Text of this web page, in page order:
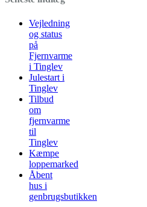
Vejledning
og status
på
Fjernvarme
i Tinglev
Julestart i
Tinglev
Tilbud
om
fjernvarme
til
Tinglev
Kæmpe
loppemarked
Åbent
hus i
genbrugsbutikken